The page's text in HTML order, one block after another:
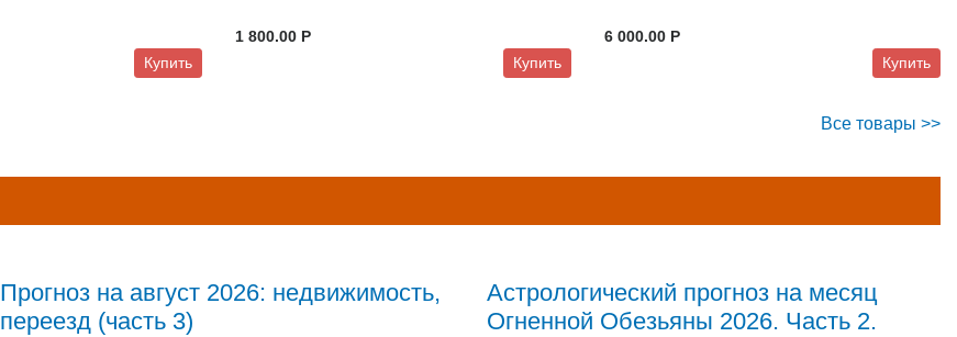
Купить
1 800.00 P
Купить
6 000.00 P
Купить
Все товары >>
Прогноз на август 2026: недвижимость,
переезд (часть 3)
Астрологический прогноз на месяц
Огненной Обезьяны 2026. Часть 2.